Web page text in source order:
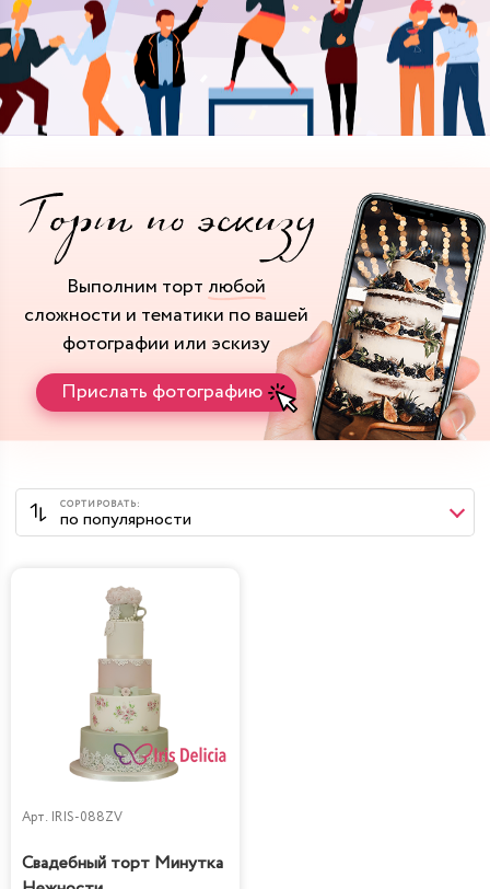
Выполним торт любой
сложности и тематики по вашей
фотографии или эскизу
Прислать фотографию
Арт. IRIS-088ZV
Свадебный торт Минутка